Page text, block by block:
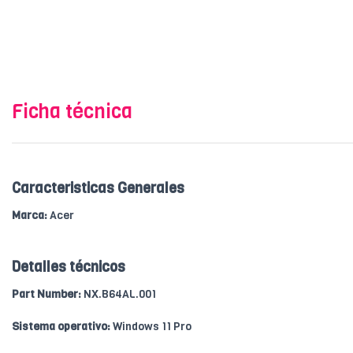
Ficha técnica
Caracteristicas Generales
Marca:Acer
Detalles técnicos
Part Number: NX.B64AL.001
Sistema operativo:Windows 11 Pro